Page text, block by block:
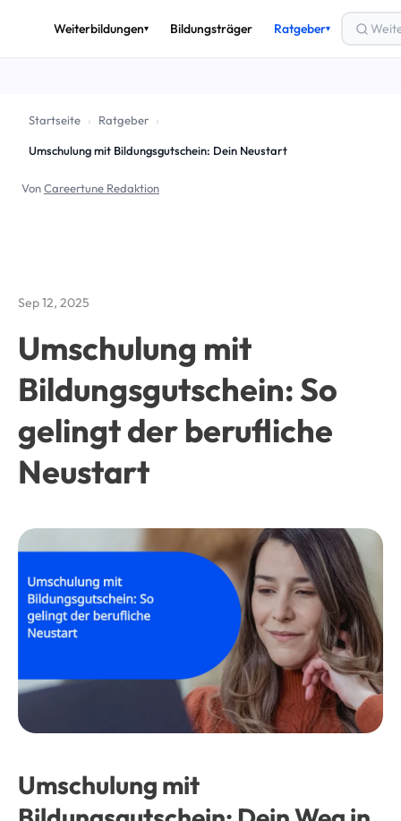
Weiterbildungen▾ Bildungsträger Ratgeber▾
💶
Startseite › Ratgeber ›
Umschulung mit Bildungsgutschein: Dein Neustart
VonCareertune Redaktion
Sep 12, 2025
Umschulung mit
Bildungsgutschein: So
gelingt der berufliche
Neustart
Umschulung mit